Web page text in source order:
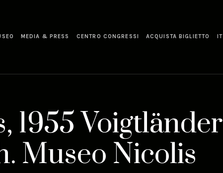
MEDIA & PRESS CENTRO CONGRESSI ACQUISTA BIGLIETTO IT
1955 Voigtländer
Museo Nicolis